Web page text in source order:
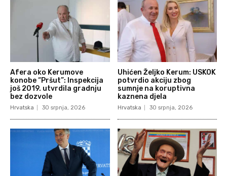
Afera oko Kerumove
konobe “Pršut”: Inspekcija
još 2019. utvrdila gradnju
bez dozvole
Hrvatska 30 srpnja, 2026
Uhićen Željko Kerum: USKOK
potvrdio akciju zbog
sumnje na koruptivna
kaznena djela
Hrvatska 30 srpnja, 2026